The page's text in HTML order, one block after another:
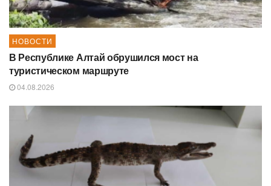
НОВОСТИ
В Республике Алтай обрушился мост на
туристическом маршруте
04.08.2026